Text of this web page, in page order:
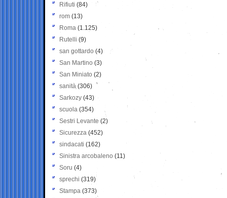
Rifiuti (84)
rom (13)
Roma (1.125)
Rutelli (9)
san gottardo (4)
San Martino (3)
San Miniato (2)
sanità (306)
Sarkozy (43)
scuola (354)
Sestri Levante (2)
Sicurezza (452)
sindacati (162)
Sinistra arcobaleno (11)
Soru (4)
sprechi (319)
Stampa (373)